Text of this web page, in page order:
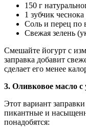
150 г
1 зубчик
Соль и перец по
Свежая зелень
Смешайте йогурт с
заправка добавит
сделает его менее
3. Оливковое масло с
Этот вариант
пикантные и
понадобятся: